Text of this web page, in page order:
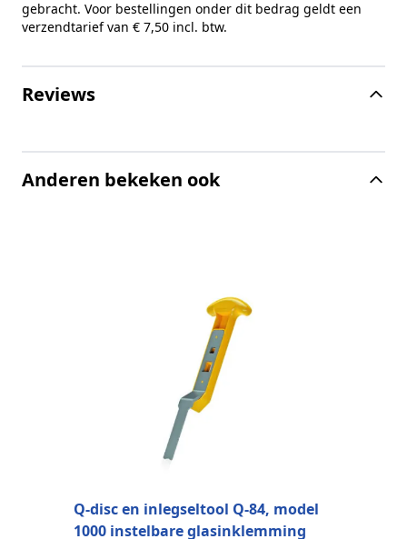
gebracht. Voor bestellingen onder dit bedrag geldt een
verzendtarief van € 7,50 incl. btw.
Reviews
Anderen bekeken ook
Q-disc en inlegseltool Q-84, model
1000 instelbare glasinklemming